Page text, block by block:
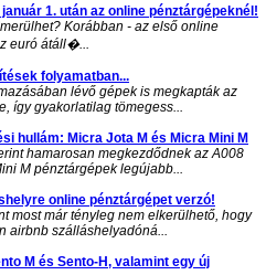
1. után az online pénztárgépeknél!
Korábban - az első online
euró átáll�...
folyamatban...
lévő gépek is megkapták az
így gyakorlatilag tömegess...
hullám: Micra Jota M és Micra Mini M
hamarosan megkezdődnek az A008
M pénztárgépek legújabb...
online pénztárgépet verzó!
most már tényleg nem elkerülhető, hogy
airbnb szálláshelyadóná...
M és Sento-H, valamint egy új